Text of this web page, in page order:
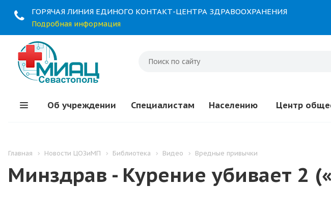
ГОРЯЧАЯ ЛИНИЯ ЕДИНОГО КОНТАКТ-ЦЕНТРА ЗДРАВООХРАНЕНИЯ
Подробная информация
Об учреждении Специалистам Населению Центр
Главная Новости ЦОЗиМП Библиотека Видео Вредные привычки
Минздрав - Курение убивает 2